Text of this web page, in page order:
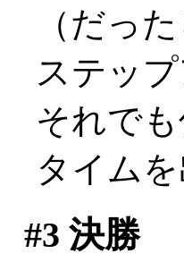
（だっ
ステッ
それで
タイム
#3 決勝